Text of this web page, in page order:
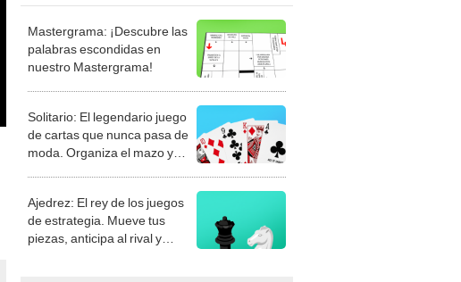
Mastergrama: ¡Descubre las
palabras escondidas en
nuestro Mastergrama!
Solitario: El legendario juego
de cartas que nunca pasa de
moda. Organiza el mazo y
Ajedrez: El rey de los juegos
de estrategia. Mueve tus
piezas, anticipa al rival y